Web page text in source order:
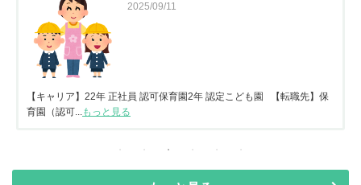
2025/09/11
【キャリア】22年 正社員 認可保育園2年 認定こども園 【転職先】保
育園（認可...もっと見る